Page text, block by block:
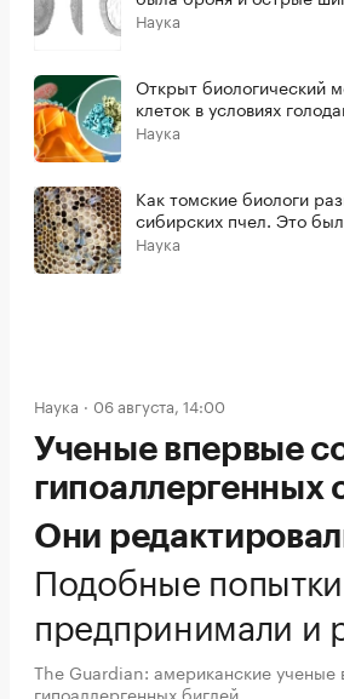
Наука
Открыт биологический
клеток в условиях
Наука
Как томские биологи
сибирских пчел. Это
Наука
Наука 06 августа, 14:00
Ученые впервые
гипоаллергенных
Они
Подобные
предпринимали и
The Guardian: американские ученые
гипоаллергенных биглей